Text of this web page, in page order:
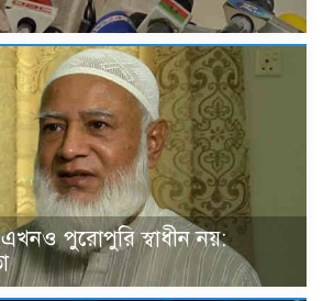
পুরোপুরি স্বাধীন নয়: